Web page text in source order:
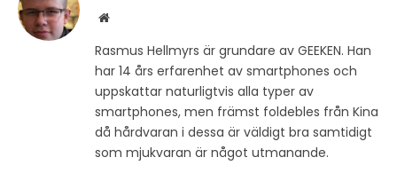
Website
Rasmus Hellmyrs är grundare av GEEKEN. Han
har 14 års erfarenhet av smartphones och
uppskattar naturligtvis alla typer av
smartphones, men främst foldebles från Kina
då hårdvaran i dessa är väldigt bra samtidigt
som mjukvaran är något utmanande.